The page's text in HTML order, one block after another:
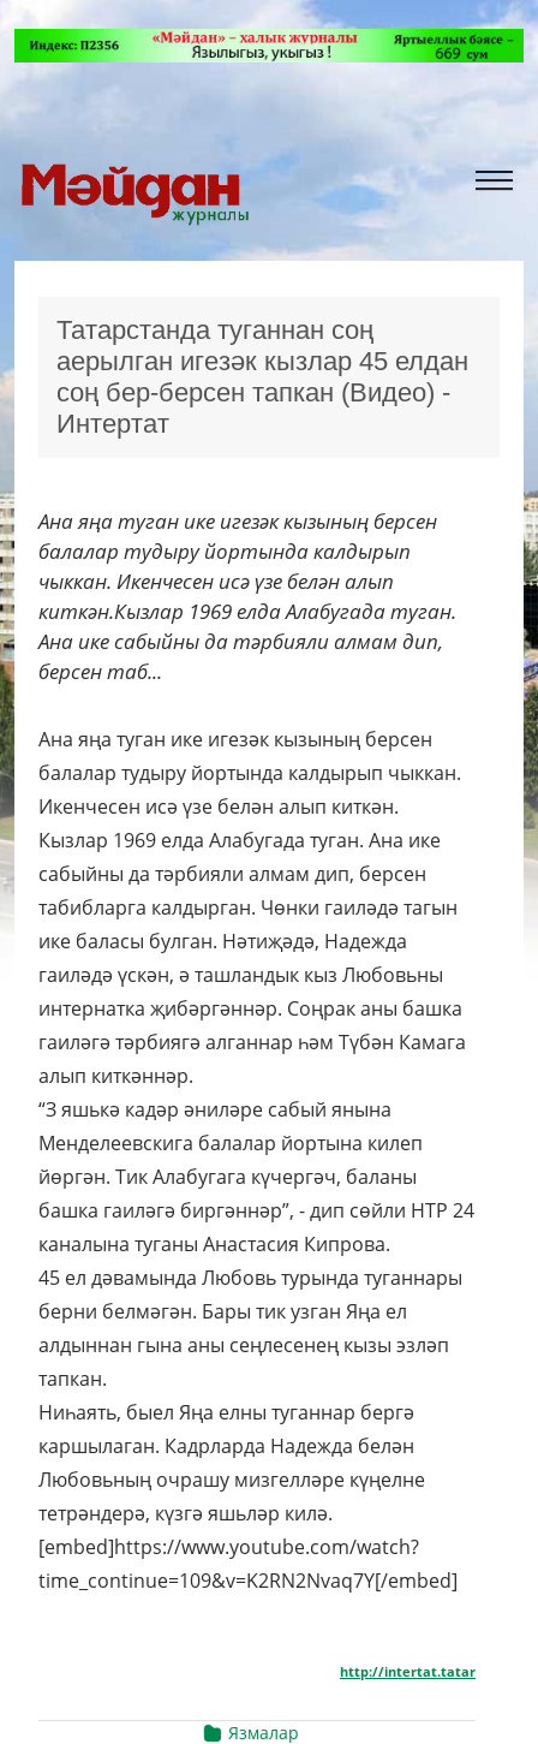
Татарстанда туганнан соң
аерылган игезәк кызлар 45 елдан
соң бер-берсен тапкан (Видео) -
Интертат
Ана яңа туган ике игезәк кызының берсен
балалар тудыру йортында калдырып
чыккан. Икенчесен исә үзе белән алып
киткән.Кызлар 1969 елда Алабугада туган.
Ана ике сабыйны да тәрбияли алмам дип,
берсен таб...
Ана яңа туган ике игезәк кызының берсен
балалар тудыру йортында калдырып чыккан.
Икенчесен исә үзе белән алып киткән.
Кызлар 1969 елда Алабугада туган. Ана ике
сабыйны да тәрбияли алмам дип, берсен
табибларга калдырган. Чөнки гаиләдә тагын
ике баласы булган. Нәтиҗәдә, Надежда
гаиләдә үскән, ә ташландык кыз Любовьны
интернатка җибәргәннәр. Соңрак аны башка
гаиләгә тәрбиягә алганнар һәм Түбән Камага
алып киткәннәр.
“З яшькә кадәр әниләре сабый янына
Менделеевскига балалар йортына килеп
йөргән. Тик Алабугага күчергәч, баланы
башка гаиләгә биргәннәр”, - дип сөйли НТР 24
каналына туганы Анастасия Кипрова.
45 ел дәвамында Любовь турында туганнары
берни белмәгән. Бары тик узган Яңа ел
алдыннан гына аны сеңлесенең кызы эзләп
тапкан.
Ниһаять, быел Яңа елны туганнар бергә
каршылаган. Кадрларда Надежда белән
Любовьның очрашу мизгелләре күңелне
тетрәндерә, күзгә яшьләр килә.
[embed]https://www.youtube.com/watch?
time_continue=109&v=K2RN2Nvaq7Y[/embed]
http://intertat.tatar
Язмалар